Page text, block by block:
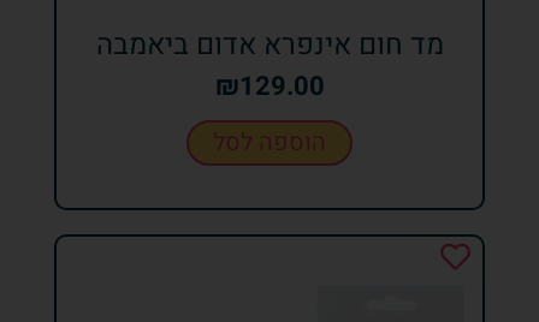
מד חום אינפרא אדום ביאמבה
₪129.00
הוספה לסל